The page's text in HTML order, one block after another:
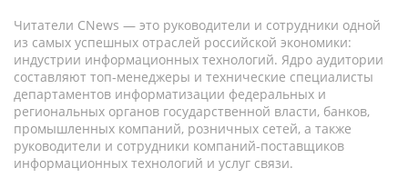
Читатели CNews — это руководители и сотрудники одной
из самых успешных отраслей российской экономики:
индустрии информационных технологий. Ядро аудитории
составляют топ-менеджеры и технические специалисты
департаментов информатизации федеральных и
региональных органов государственной власти, банков,
промышленных компаний, розничных сетей, а также
руководители и сотрудники компаний-поставщиков
информационных технологий и услуг связи.